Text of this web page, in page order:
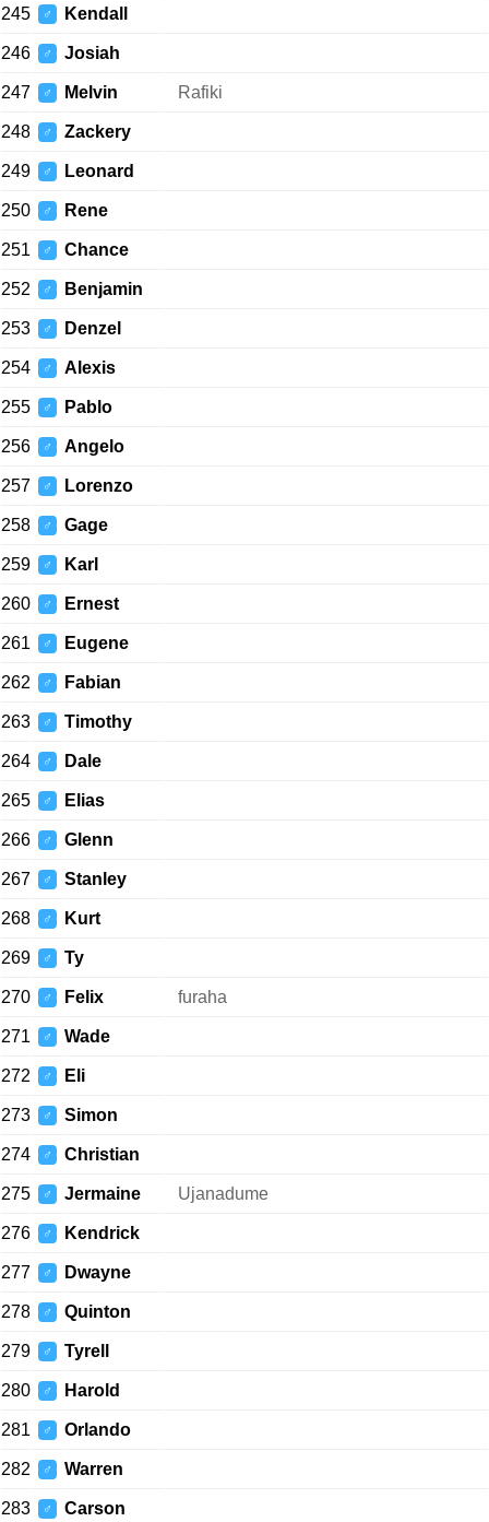
245 ♂ Kendall
246 ♂ Josiah
247 ♂ Melvin Rafiki
248 ♂ Zackery
249 ♂ Leonard
250 ♂ Rene
251 ♂ Chance
252 ♂ Benjamin
253 ♂ Denzel
254 ♂ Alexis
255 ♂ Pablo
256 ♂ Angelo
257 ♂ Lorenzo
258 ♂ Gage
259 ♂ Karl
260 ♂ Ernest
261 ♂ Eugene
262 ♂ Fabian
263 ♂ Timothy
264 ♂ Dale
265 ♂ Elias
266 ♂ Glenn
267 ♂ Stanley
268 ♂ Kurt
269 ♂ Ty
270 ♂ Felix furaha
271 ♂ Wade
272 ♂ Eli
273 ♂ Simon
274 ♂ Christian
275 ♂ Jermaine Ujanadume
276 ♂ Kendrick
277 ♂ Dwayne
278 ♂ Quinton
279 ♂ Tyrell
280 ♂ Harold
281 ♂ Orlando
282 ♂ Warren
283 ♂ Carson